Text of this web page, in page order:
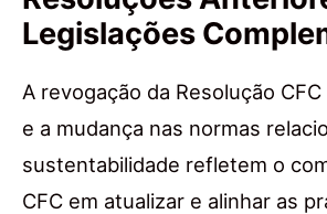
Legislações
A revogação da Resolução
e a mudança nas normas
sustentabilidade refletem o
CFC em atualizar e alinhar as